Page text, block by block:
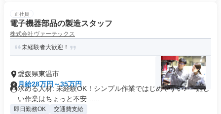
正社員
電子機器部品の製造スタッフ
株式会社ヴァーテックス
未経験者大歓迎！
愛媛県東温市
月給28万円～35万円
求める人材: 未経験OK！シンプル作業ではじめやすい♪ 「難し
い作業はちょっと不安…...
即日勤務OK 交通費支給